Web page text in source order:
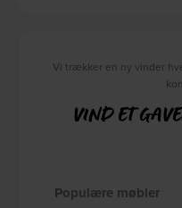
Vi trækker en ny vinder
VIND ET
Populære møbler